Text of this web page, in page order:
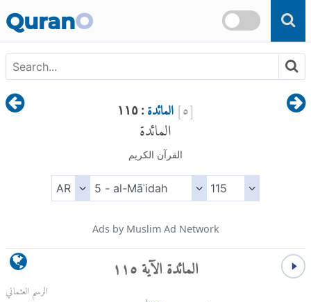
Skip to main content
QuranO
[٥]المائدة : ١١٥المائدة
القرآن الكريم
Ads by Muslim Ad Network
المائدة الآية ١١٥
الرسم العثماني